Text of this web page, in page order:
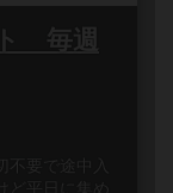
毎週
不要で途中入
平日に集め